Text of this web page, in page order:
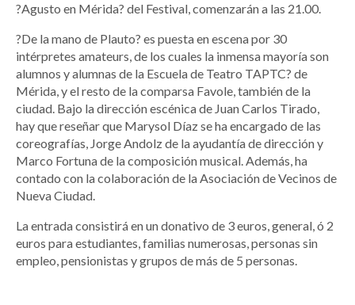
?Agusto en Mérida? del Festival, comenzarán a las 21.00.
?De la mano de Plauto? es puesta en escena por 30
intérpretes amateurs, de los cuales la inmensa mayoría son
alumnos y alumnas de la Escuela de Teatro TAPTC? de
Mérida, y el resto de la comparsa Favole, también de la
ciudad. Bajo la dirección escénica de Juan Carlos Tirado,
hay que reseñar que Marysol Díaz se ha encargado de las
coreografías, Jorge Andolz de la ayudantía de dirección y
Marco Fortuna de la composición musical. Además, ha
contado con la colaboración de la Asociación de Vecinos de
Nueva Ciudad.
La entrada consistirá en un donativo de 3 euros, general, ó 2
euros para estudiantes, familias numerosas, personas sin
empleo, pensionistas y grupos de más de 5 personas.